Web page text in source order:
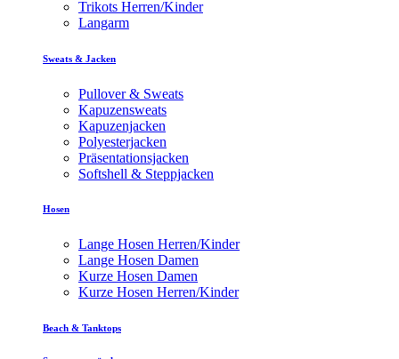
Trikots Herren/Kinder
Langarm
Sweats & Jacken
Pullover & Sweats
Kapuzensweats
Kapuzenjacken
Polyesterjacken
Präsentationsjacken
Softshell & Steppjacken
Hosen
Lange Hosen Herren/Kinder
Lange Hosen Damen
Kurze Hosen Damen
Kurze Hosen Herren/Kinder
Beach & Tanktops